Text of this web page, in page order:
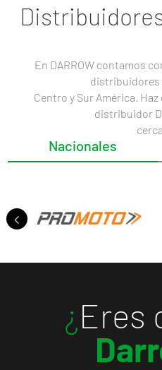
En DARROW contamos
distribuidores
Centro y Sur América.
distribuidor
Nacionales
¿ Eres